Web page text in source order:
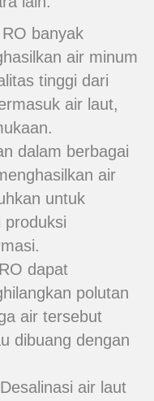
RO banyak
air minum
tinggi dari
air laut,
dalam berbagai
air
untuk
produksi
RO dapat
polutan
air tersebut
dibuang dengan
Desalinasi air laut